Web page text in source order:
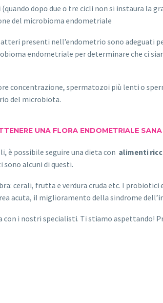
(quando dopo due o tre cicli non si instaura la
del microbioma endometriale
presenti nell’endometrio sono adeguati
endometriale per determinare che ci
concentrazione, spermatozoi più lenti o
del microbiota.
UNA FLORA ENDOMETRIALE
è possibile seguire una dieta con alimenti
alcuni di questi.
cerali, frutta e verdura cruda etc. I
acuta, il miglioramento della sindrome
i nostri specialisti. Ti stiamo aspettando!